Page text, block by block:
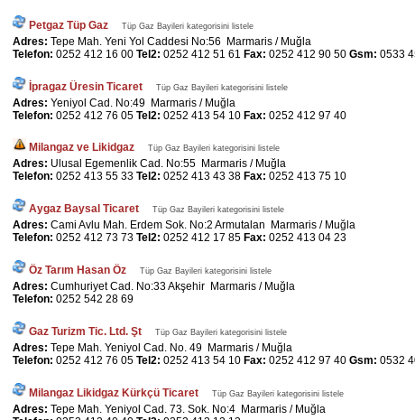
Petgaz Tüp Gaz Tüp Gaz Bayileri kategorisini listele
Adres: Tepe Mah. Yeni Yol Caddesi No:56 Marmaris / Muğla
Telefon: 0252 412 16 00 Tel2: 0252 412 51 61 Fax: 0252 412 90 50 Gsm: 0533
İpragaz Üresin Ticaret Tüp Gaz Bayileri kategorisini listele
Adres: Yeniyol Cad. No:49 Marmaris / Muğla
Telefon: 0252 412 76 05 Tel2: 0252 413 54 10 Fax: 0252 412 97 40
Milangaz ve Likidgaz Tüp Gaz Bayileri kategorisini listele
Adres: Ulusal Egemenlik Cad. No:55 Marmaris / Muğla
Telefon: 0252 413 55 33 Tel2: 0252 413 43 38 Fax: 0252 413 75 10
Aygaz Baysal Ticaret Tüp Gaz Bayileri kategorisini listele
Adres: Cami Avlu Mah. Erdem Sok. No:2 Armutalan Marmaris / Muğla
Telefon: 0252 412 73 73 Tel2: 0252 412 17 85 Fax: 0252 413 04 23
Öz Tarım Hasan Öz Tüp Gaz Bayileri kategorisini listele
Adres: Cumhuriyet Cad. No:33 Akşehir Marmaris / Muğla
Telefon: 0252 542 28 69
Gaz Turizm Tic. Ltd. Şt Tüp Gaz Bayileri kategorisini listele
Adres: Tepe Mah. Yeniyol Cad. No. 49 Marmaris / Muğla
Telefon: 0252 412 76 05 Tel2: 0252 413 54 10 Fax: 0252 412 97 40 Gsm: 0532
Milangaz Likidgaz Kürkçü Ticaret Tüp Gaz Bayileri kategorisini listele
Adres: Tepe Mah. Yeniyol Cad. 73. Sok. No:4 Marmaris / Muğla